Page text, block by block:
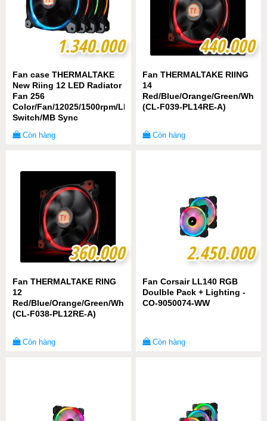
1.340.000
1.340.000
Fan case THERMALTAKE
New Riing 12 LED Radiator
Fan 256
Color/Fan/12025/1500rpm/LED
Switch/MB Sync
Còn hàng
440.000
440.000
Fan THERMALTAKE RIING
14
Red/Blue/Orange/Green/
(CL-F039-PL14RE-A)
Còn hàng
360.000
360.000
Fan THERMALTAKE RING
12
Red/Blue/Orange/Green/White/Yellow
(CL-F038-PL12RE-A)
Còn hàng
2.450.000
2.450.000
Fan Corsair LL140 RGB
Doulble Pack + Lighting -
CO-9050074-WW
Còn hàng